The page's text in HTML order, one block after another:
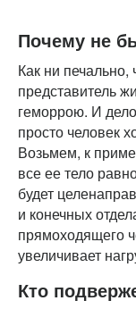
Почему не
Как ни
представитель
геморрою. И
просто человек
Возьмем, к
все ее тело
будет
и конечных
прямоходящего
увеличивает
Кто